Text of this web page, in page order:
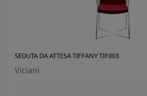
SEDUTA DA ATTESA TIFFANY TIF003
Viciani